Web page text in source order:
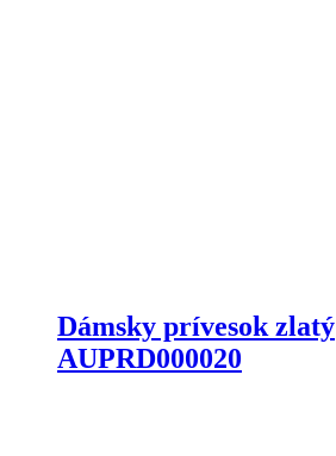
Dámsky prívesok zlatý
AUPRD000020